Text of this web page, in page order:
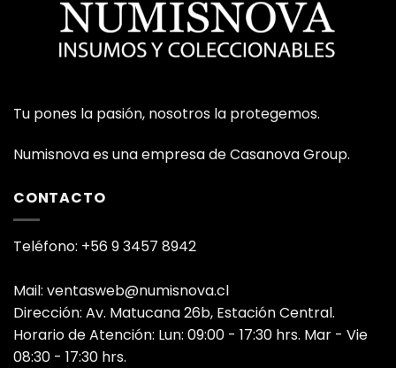
Tu pones la pasión, nosotros la protegemos.
Numisnova es una empresa de Casanova Group.
CONTACTO
Teléfono: +56 9 3457 8942
Mail: ventasweb@numisnova.cl
Dirección: Av. Matucana 26b, Estación Central.
Horario de Atención: Lun: 09:00 - 17:30 hrs. Mar - Vie
08:30 - 17:30 hrs.